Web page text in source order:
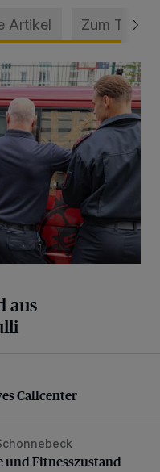
Artikel Zum Thema
VW Bulli
aus
Callcenter
Callcenter
und Fitnesszustand
und Fitnesszustand